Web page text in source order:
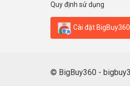
Quy định sử dụng
Cài đặt
© BigBuy360 -